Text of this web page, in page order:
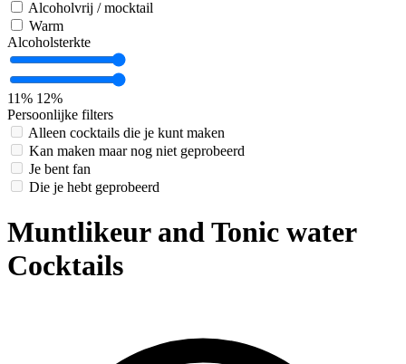
Alcoholvrij / mocktail
Warm
Alcoholsterkte
11% 12%
Persoonlijke filters
Alleen cocktails die je kunt maken
Kan maken maar nog niet geprobeerd
Je bent fan
Die je hebt geprobeerd
Muntlikeur and Tonic water
Cocktails